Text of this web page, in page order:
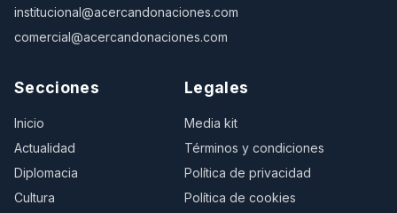
institucional@acercandonaciones.com
comercial@acercandonaciones.com
Secciones
Inicio
Actualidad
Diplomacia
Cultura
Legales
Media kit
Términos y condiciones
Política de privacidad
Política de cookies